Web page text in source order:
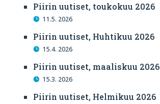
Piirin uutiset, toukokuu 2026
11.5. 2026
Piirin uutiset, Huhtikuu 2026
15.4. 2026
Piirin uutiset, maaliskuu 2026
15.3. 2026
Piirin uutiset, Helmikuu 2026